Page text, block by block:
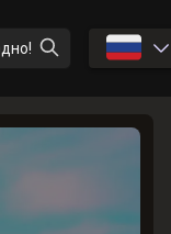
🇷🇺